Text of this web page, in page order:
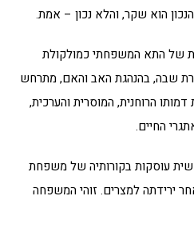
הוא שקר, והלא נכון – אמת.
של התא המשפחתי כמולקולת
שבה, בהנהגת האב והאם, מתרחש
הרוחנית, המוסרית והערכית,
החיים.
עוסקות בקורותיה של משפחת
ירידתה למצרים. זוהי המשפחה